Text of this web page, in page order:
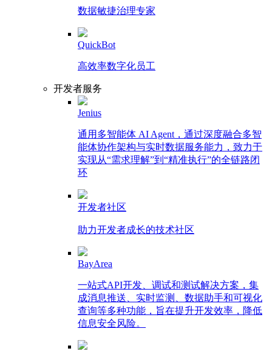
数据敏捷治理专家
QuickBot
高效率数字化员工
开发者服务
Jenius
通用多智能体 AI Agent，通过深度融合多智
能体协作架构与实时数据服务能力，致力于
实现从“需求理解”到“精准执行”的全链路闭
环
开发者社区
助力开发者成长的技术社区
BayArea
一站式API开发、调试和测试解决方案，集
成消息推送、实时监测、数据助手和可视化
查询等多种功能，旨在提升开发效率，降低
信息安全风险。